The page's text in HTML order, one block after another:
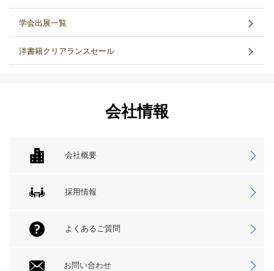
学会出展一覧
洋書籍クリアランスセール
会社情報
会社概要
採用情報
よくあるご質問
お問い合わせ